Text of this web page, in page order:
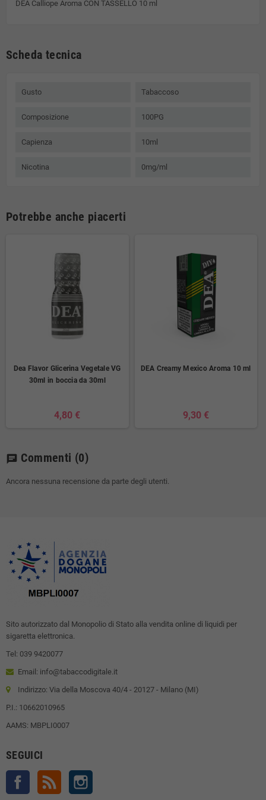
DEA Calliope Aroma CON TASSELLO 10 ml
Scheda tecnica
Gusto Tabaccoso
Composizione 100PG
Capienza 10ml
Nicotina 0mg/ml
Potrebbe anche piacerti
Dea Flavor Glicerina Vegetale VG
30ml in boccia da 30ml
4,80 €
DEA Creamy Mexico Aroma 10 ml
9,30 €
chat Commenti (0)
Ancora nessuna recensione da parte degli utenti.
Sito autorizzato dal Monopolio di Stato alla vendita online di liquidi per
sigaretta elettronica.
Tel: 039 9420077
Email: info@tabaccodigitale.it
Indirizzo: Via della Moscova 40/4 - 20127 - Milano (MI)
P.I.: 10662010965
AAMS: MBPLI0007
SEGUICI
Facebook Rss